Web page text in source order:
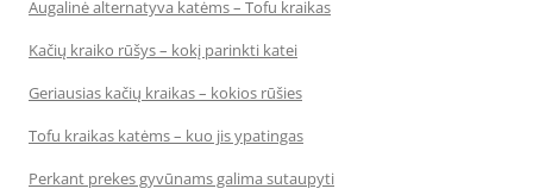
Augalinė alternatyva katėms – Tofu kraikas
Kačių kraiko rūšys – kokį parinkti katei
Geriausias kačių kraikas – kokios rūšies
Tofu kraikas katėms – kuo jis ypatingas
Perkant prekes gyvūnams galima sutaupyti